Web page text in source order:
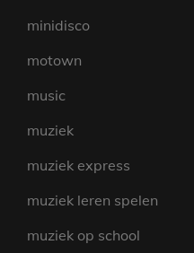
minidisco
motown
music
muziek
muziek express
muziek leren spelen
muziek op school